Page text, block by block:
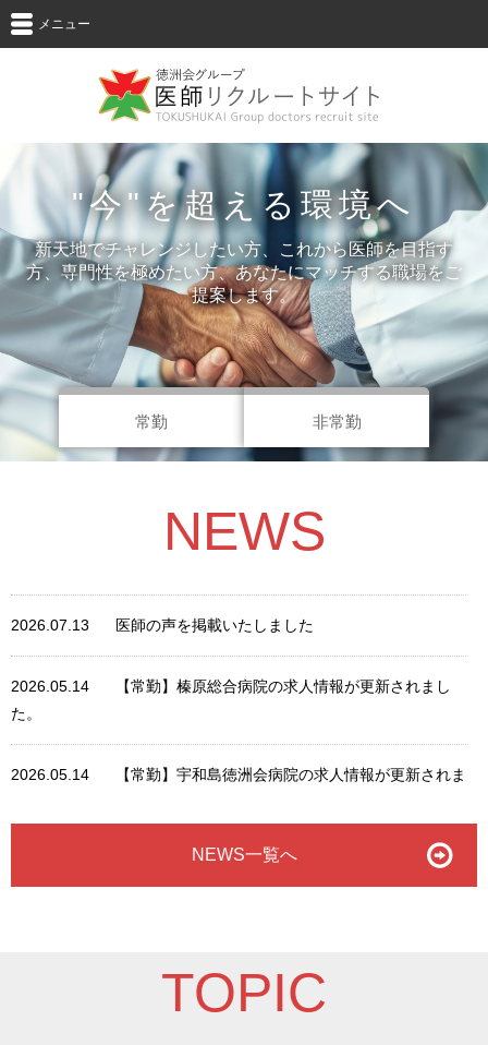
メニュー
"今"を超える環境へ
新天地でチャレンジしたい方、これから医師を目指す
方、専門性を極めたい方、あなたにマッチする職場をご
提案します。
常勤 非常勤
NEWS
2026.07.13 医師の声を掲載いたしました
2026.05.14
【常勤】榛原総合病院の求人情報が更新されまし
た。
2026.05.14
【常勤】宇和島徳洲会病院の求人情報が更新されま
NEWS一覧へ
TOPIC